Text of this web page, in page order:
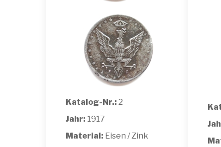
Katalog-Nr.: 2
Jahr: 1917
Material: Eisen / Zink